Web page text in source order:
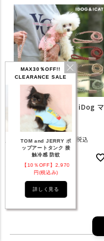
MAX30％OFF!!
CLEARANCE SALE
JERRY ポ
タンク 接
】2,970
もっと見る
【 犬 首輪 リード 】iDog マ
クラメ編みリード
4,290税込
会員特別価格 ¥4,161 税込
カゴに入れる